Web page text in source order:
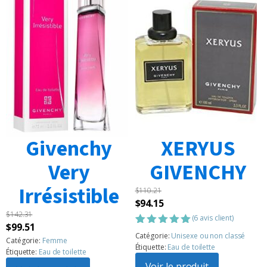
Givenchy
Very
Irrésistible
$142.31
Le
prix
initial
$99.51
prix
actuel
Catégorie: Femme
Étiquette: Eau de toilette
XERYUS
GIVENCHY
$110.21
Le
prix
initial
était :
$110.21.
$94.15Le
prix
actuel
est :
$94.15.
Noté5.00
sur 5
basé sur
6
notations
(6 avis client)
Catégorie: Unisexe ou non classé
Étiquette: Eau de toilette